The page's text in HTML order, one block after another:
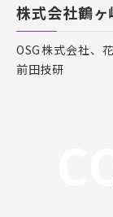
株式会社鶴
OSG株式会社、
前田技研